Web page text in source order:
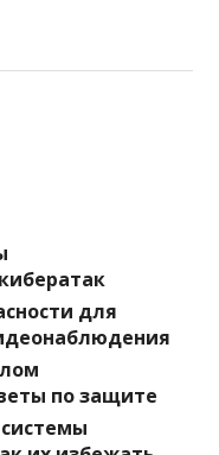
для
по защите